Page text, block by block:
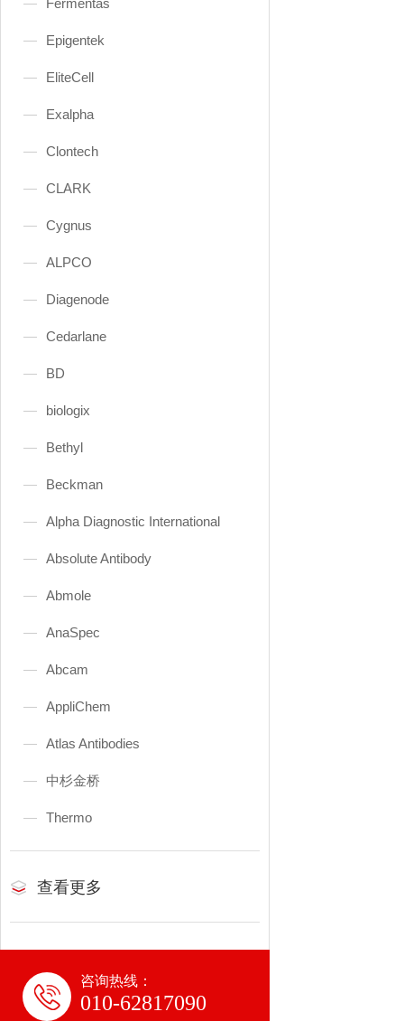
Fermentas
Epigentek
EliteCell
Exalpha
Clontech
CLARK
Cygnus
ALPCO
Diagenode
Cedarlane
BD
biologix
Bethyl
Beckman
Alpha Diagnostic International
Absolute Antibody
Abmole
AnaSpec
Abcam
AppliChem
Atlas Antibodies
中杉金桥
Thermo
查看更多
咨询热线：
010-62817090